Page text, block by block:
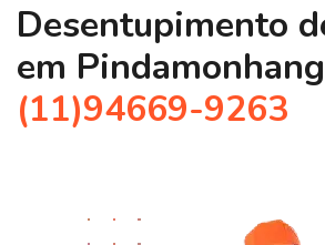
Desentupimento
em
(11)94669-9263